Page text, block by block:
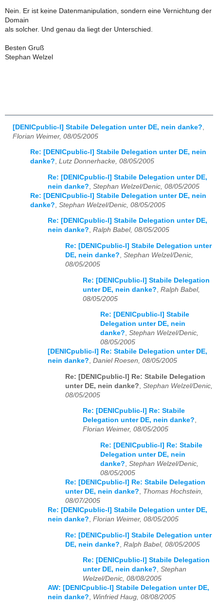
Nein. Er ist keine Datenmanipulation, sondern eine Vernichtung der
Domain
als solcher. Und genau da liegt der Unterschied.
Besten Gruß
Stephan Welzel
[DENICpublic-l] Stabile Delegation unter DE, nein danke?
Florian Weimer, 08/05/2005
Re: [DENICpublic-l] Stabile Delegation unter DE, nein
danke?, Lutz Donnerhacke, 08/05/2005
Re: [DENICpublic-l] Stabile Delegation unter DE,
nein danke? Stephan Welzel/Denic, 08/05/2005
Re: [DENICpublic-l] Stabile Delegation unter DE, nein
danke? Stephan Welzel/Denic, 08/05/2005
Re: [DENICpublic-l] Stabile Delegation unter DE,
nein danke?, Ralph Babel, 08/05/2005
Re: [DENICpublic-l] Stabile Delegation unter
DE, nein danke? Stephan Welzel/Denic,
08/05/2005
Re: [DENICpublic-l] Stabile Delegation
unter DE, nein danke? Ralph Babel,
08/05/2005
Re: [DENICpublic-l] Stabile
Delegation unter DE, nein
danke?, Stephan Welzel/Denic,
08/05/2005
[DENICpublic-l] Re: Stabile Delegation unter DE,
nein danke?, Daniel Roesen, 08/05/2005
Re: [DENICpublic-l] Re: Stabile Delegation
unter DE, nein danke? Stephan Welzel/Denic,
08/05/2005
Re: [DENICpublic-l] Re: Stabile
Delegation unter DE, nein danke?,
Florian Weimer, 08/05/2005
Re: [DENICpublic-l] Re: Stabile
Delegation unter DE, nein
danke? Stephan Welzel/Denic,
08/05/2005
Re: [DENICpublic-l] Re: Stabile Delegation
unter DE, nein danke?
Thomas Hochstein,
08/07/2005
Re: [DENICpublic-l] Stabile Delegation unter DE,
nein danke? Florian Weimer, 08/05/2005
Re: [DENICpublic-l] Stabile Delegation unter
DE, nein danke? Ralph Babel, 08/05/2005
Re: [DENICpublic-l] Stabile Delegation
unter DE, nein danke?, Stephan
Welzel/Denic, 08/08/2005
AW: [DENICpublic-l] Stabile Delegation unter DE,
nein danke?, Winfried Haug, 08/08/2005